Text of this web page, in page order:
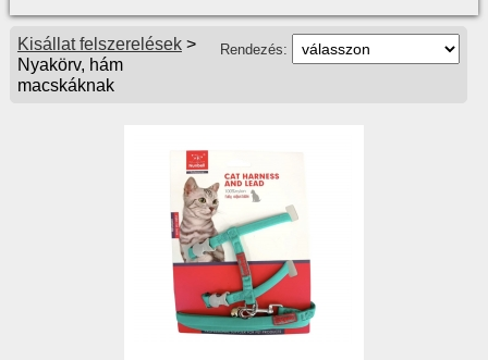
Rendezés:
Kisállat felszerelések>
Nyakörv, hám
macskáknak